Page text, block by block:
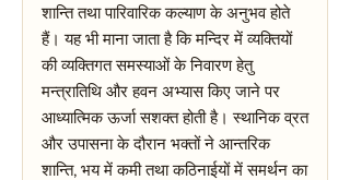
शान्ति तथा पारिवारिक कल्याण के अनुभव होते
हैं। यह भी माना जाता है कि मन्दिर में व्यक्तियों
की व्यक्तिगत समस्याओं के निवारण हेतु
मन्त्रातिथि और हवन अभ्यास किए जाने पर
आध्यात्मिक ऊर्जा सशक्त होती है। स्थानिक व्रत
और उपासना के दौरान भक्तों ने आन्तरिक
शान्ति, भय में कमी तथा कठिनाईयों में समर्थन का